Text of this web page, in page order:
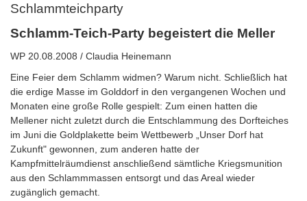
Schlammteichparty
Schlamm-Teich-Party begeistert die Meller
WP 20.08.2008 / Claudia Heinemann
Eine Feier dem Schlamm widmen? Warum nicht. Schließlich hat
die erdige Masse im Golddorf in den vergangenen Wochen und
Monaten eine große Rolle gespielt: Zum einen hatten die
Mellener nicht zuletzt durch die Entschlammung des Dorfteiches
im Juni die Goldplakette beim Wettbewerb „Unser Dorf hat
Zukunft" gewonnen, zum anderen hatte der
Kampfmittelräumdienst anschließend sämtliche Kriegsmunition
aus den Schlammmassen entsorgt und das Areal wieder
zugänglich gemacht.